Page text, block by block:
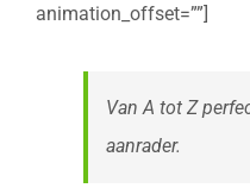
animation_offset=””]
Van A tot Z
aanrader.